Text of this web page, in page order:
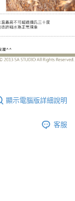
顯示電腦版詳細說明
客服